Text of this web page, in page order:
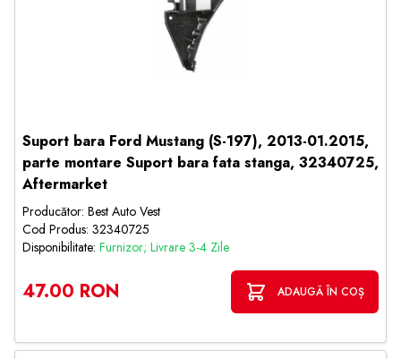
Suport bara Ford Mustang (S-197), 2013-01.2015,
parte montare Suport bara fata stanga, 32340725,
Aftermarket
Producător: Best Auto Vest
Cod Produs: 32340725
Disponibilitate: Furnizor; Livrare 3-4 Zile
47.00 RON ADAUGĂ ÎN COȘ